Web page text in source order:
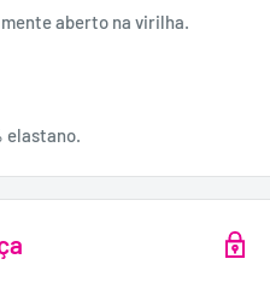
aberto na virilha.
elastano.